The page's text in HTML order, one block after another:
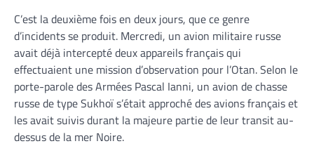
C’est la deuxième fois en deux jours, que ce genre
d’incidents se produit. Mercredi, un avion militaire russe
avait déjà intercepté deux appareils français qui
effectuaient une mission d’observation pour l’Otan. Selon le
porte-parole des Armées Pascal Ianni, un avion de chasse
russe de type Sukhoï s’était approché des avions français et
les avait suivis durant la majeure partie de leur transit au-
dessus de la mer Noire.